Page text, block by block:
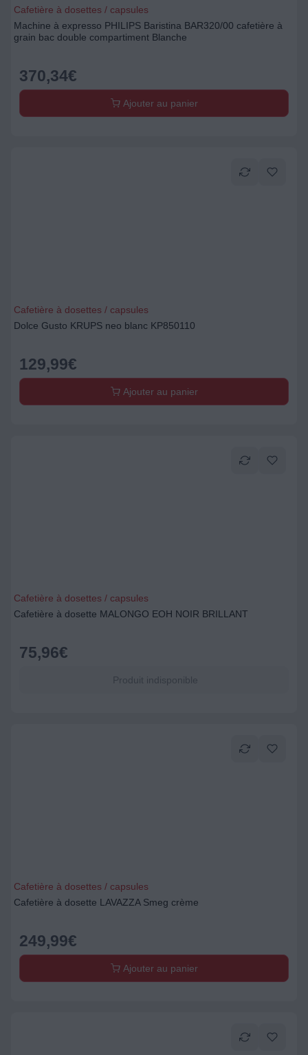
Cafetière à dosettes / capsules
Machine à expresso PHILIPS Baristina BAR320/00 cafetière à
grain bac double compartiment Blanche
370,34€
Ajouter au panier
Cafetière à dosettes / capsules
Dolce Gusto KRUPS neo blanc KP850110
129,99€
Ajouter au panier
Cafetière à dosettes / capsules
Cafetière à dosette MALONGO EOH NOIR BRILLANT
75,96€
Produit indisponible
Cafetière à dosettes / capsules
Cafetière à dosette LAVAZZA Smeg crème
249,99€
Ajouter au panier